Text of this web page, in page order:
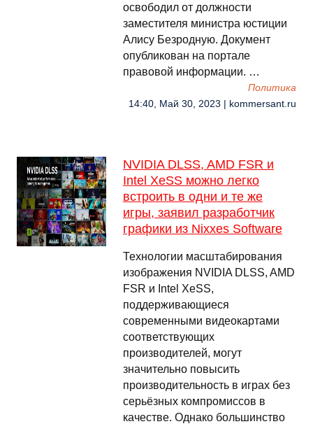
освободил от должности
заместителя министра юстиции
Алису Безродную. Документ
опубликован на портале
правовой информации. …
Политика
14:40, Май 30, 2023 | kommersant.ru
NVIDIA DLSS, AMD FSR и
Intel XeSS можно легко
встроить в одни и те же
игры, заявил разработчик
графики из Nixxes Software
Технологии масштабирования
изображения NVIDIA DLSS, AMD
FSR и Intel XeSS,
поддерживающиеся
современными видеокартами
соответствующих
производителей, могут
значительно повысить
производительность в играх без
серьёзных компромиссов в
качестве. Однако большинство